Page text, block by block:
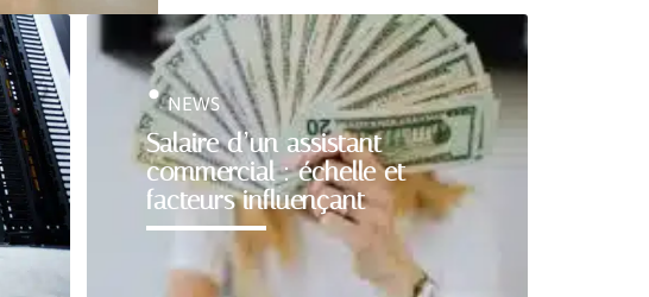
Salaire d’un assistant
commercial : échelle et
facteurs influençant
NEWS